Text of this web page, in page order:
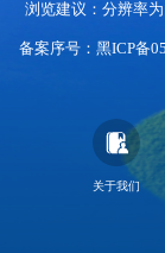
浏览建议：分辨率
备案序号：黑ICP备
关于我们